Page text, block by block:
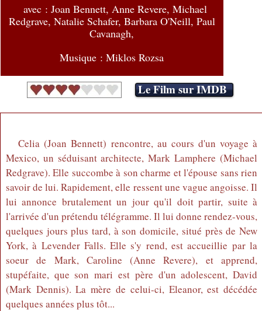
avec : Joan Bennett, Anne Revere, Michael
Redgrave, Natalie Schafer, Barbara O'Neill, Paul
Cavanagh,
Musique : Miklos Rozsa
Le Film sur IMDB
Celia (Joan Bennett) rencontre, au cours d'un voyage à
Mexico, un séduisant architecte, Mark Lamphere (Michael
Redgrave). Elle succombe à son charme et l'épouse sans rien
savoir de lui. Rapidement, elle ressent une vague angoisse. Il
lui annonce brutalement un jour qu'il doit partir, suite à
l'arrivée d'un prétendu télégramme. Il lui donne rendez-vous,
quelques jours plus tard, à son domicile, situé près de New
York, à Levender Falls. Elle s'y rend, est accueillie par la
soeur de Mark, Caroline (Anne Revere), et apprend,
stupéfaite, que son mari est père d'un adolescent, David
(Mark Dennis). La mère de celui-ci, Eleanor, est décédée
quelques années plus tôt...